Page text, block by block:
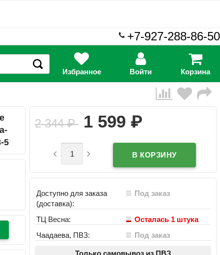
+7-927-288-86-50
Избранное Войти Корзина
5
2 344₽ 1 599 ₽
 
Доступно для заказа
(доставка):
Под заказ
ТЦ Весна:
Осталась 1 штука
Чаадаева, ПВЗ:
Под заказ
Только самовывоз из ПВЗ